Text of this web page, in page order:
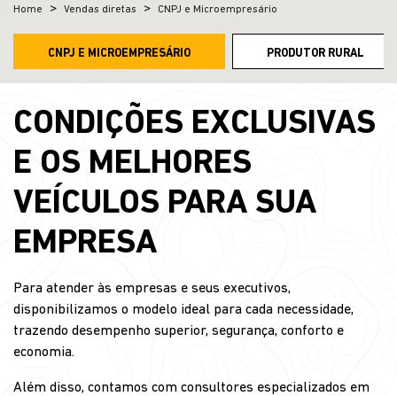
Home Vendas diretas CNPJ e Microempresário
CNPJ E MICROEMPRESÁRIO PRODUTOR RURAL
CONDIÇÕES EXCLUSIVAS
E OS MELHORES
VEÍCULOS PARA SUA
EMPRESA
Para atender às empresas e seus executivos,
disponibilizamos o modelo ideal para cada necessidade,
trazendo desempenho superior, segurança, conforto e
economia.
Além disso, contamos com consultores especializados em